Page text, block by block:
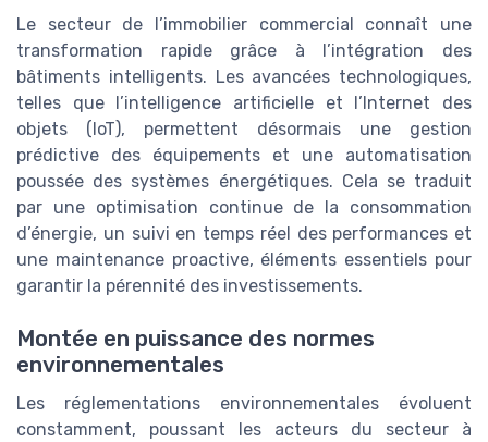
Le secteur de l’immobilier commercial connaît une
transformation rapide grâce à l’intégration des
bâtiments intelligents. Les avancées technologiques,
telles que l’intelligence artificielle et l’Internet des
objets (IoT), permettent désormais une gestion
prédictive des équipements et une automatisation
poussée des systèmes énergétiques. Cela se traduit
par une optimisation continue de la consommation
d’énergie, un suivi en temps réel des performances et
une maintenance proactive, éléments essentiels pour
garantir la pérennité des investissements.
Montée en puissance des normes
environnementales
Les réglementations environnementales évoluent
constamment, poussant les acteurs du secteur à